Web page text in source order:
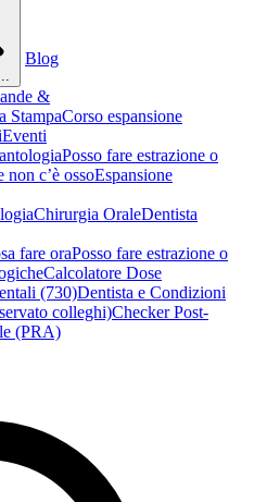
Blog
&
StampaCorso espansione
Eventi
Posso fare estrazione o
c’è ossoEspansione
Chirurgia OraleDentista
fare oraPosso fare estrazione o
Calcolatore Dose
(730)Dentista e Condizioni
colleghi)Checker Post-
(PRA)